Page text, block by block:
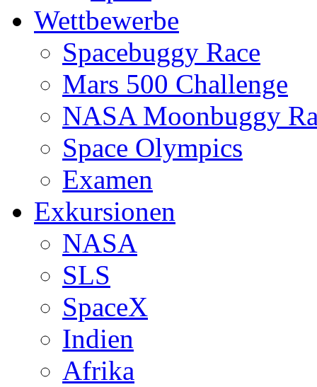
Wettbewerbe
Spacebuggy Race
Mars 500 Challenge
NASA Moonbuggy
Space Olympics
Examen
Exkursionen
NASA
SLS
SpaceX
Indien
Afrika